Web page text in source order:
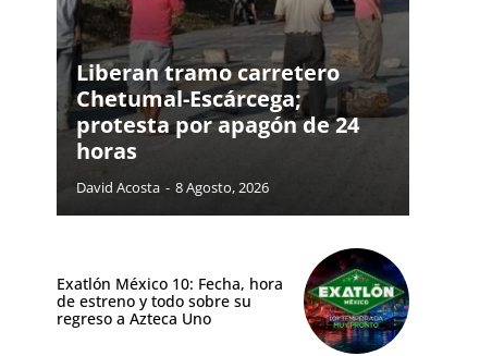
Liberan tramo carretero
Chetumal-Escárcega;
protesta por apagón de 24
horas
David Acosta - 8 Agosto, 2026
Exatlón México 10: Fecha, hora
de estreno y todo sobre su
regreso a Azteca Uno